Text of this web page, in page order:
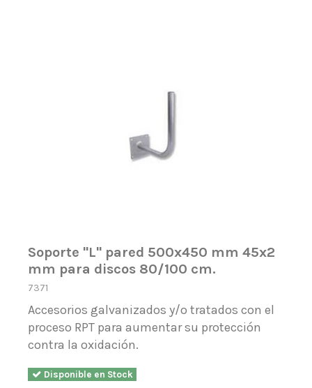
Soporte ''L'' pared 500x450 mm 45x2
mm para discos 80/100 cm.
7371
Accesorios galvanizados y/o tratados con el
proceso RPT para aumentar su protección
contra la oxidación.
Disponible en Stock